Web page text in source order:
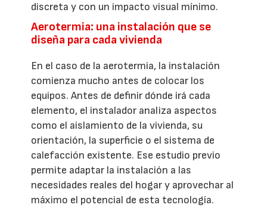
discreta y con un impacto visual mínimo.
Aerotermia: una instalación que se
diseña para cada vivienda
En el caso de la aerotermia, la instalación
comienza mucho antes de colocar los
equipos. Antes de definir dónde irá cada
elemento, el instalador analiza aspectos
como el aislamiento de la vivienda, su
orientación, la superficie o el sistema de
calefacción existente. Ese estudio previo
permite adaptar la instalación a las
necesidades reales del hogar y aprovechar al
máximo el potencial de esta tecnología.